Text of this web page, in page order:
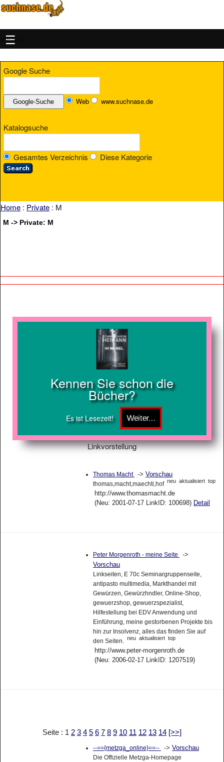
MENU
Google Suche
Web www.suchnase.de
Katalogsuche
Gesamtes Verzeichnis Diese Kategorie
Home : Private : M
M -> Private: M
Kennen Sie schon die
Bücher?
Es ist Lesezeit!
Linkvorstellung
Thomas Macht -> Vorschau
thomas,macht,maechti,hof neu aktualisiert top
http://www.thomasmacht.de
(Neu: 2001-07-17 LinkID: 100698) Detail
Peter Morgenroth - meine Seite
->
Vorschau
Linkseiten, E 70c Seminargruppenseite,
antipasto multimedia, Markthandel mit
Gewürzen, Gewürzhndler, Online-Shop,
gewuerzshop, gewuerzspezialist,
Hilfestellung bei EDV Anwendung und
Einführung, meine gestorbenen Projekte bis
hin zur Insolvenz, alles das finden Sie auf
den Seiten.
neu aktualisiert top
http://www.peter-morgenroth.de
(Neu: 2006-02-17 LinkID: 1207519)
Seite : 1 2 3 4 5 6 7 8 9 10 11 12 13 14 [>>]
--=={metzga_online}==-- -> Vorschau
Die Offizielle Metzga-Homepage